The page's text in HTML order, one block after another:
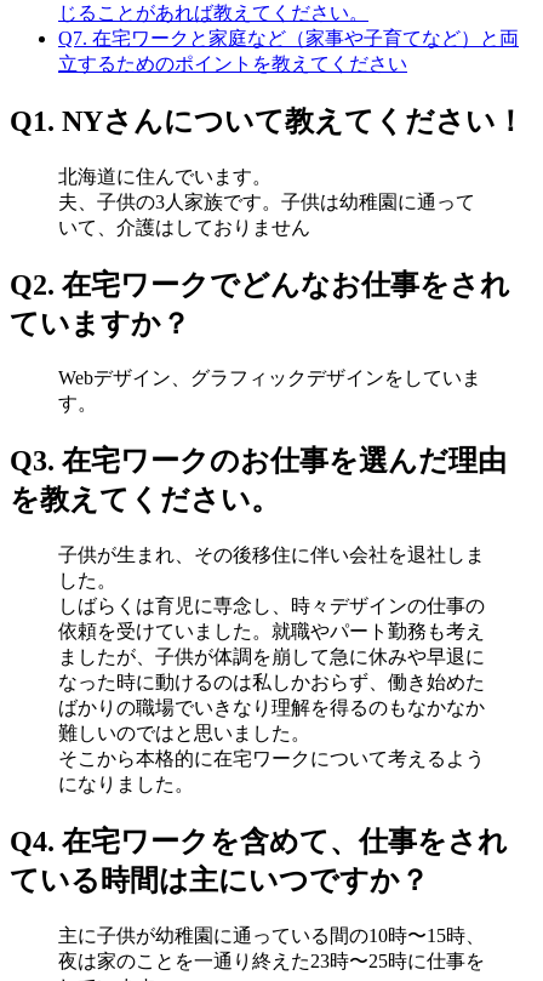
じることがあれば教えてください。
Q7. 在宅ワークと家庭など（家事や子育てなど）と両
立するためのポイントを教えてください
Q1. NYさんについて教えてください！
北海道に住んでいます。
夫、子供の3人家族です。子供は幼稚園に通って
いて、介護はしておりません
Q2. 在宅ワークでどんなお仕事をされ
ていますか？
Webデザイン、グラフィックデザインをしていま
す。
Q3. 在宅ワークのお仕事を選んだ理由
を教えてください。
子供が生まれ、その後移住に伴い会社を退社しま
した。
しばらくは育児に専念し、時々デザインの仕事の
依頼を受けていました。就職やパート勤務も考え
ましたが、子供が体調を崩して急に休みや早退に
なった時に動けるのは私しかおらず、働き始めた
ばかりの職場でいきなり理解を得るのもなかなか
難しいのではと思いました。
そこから本格的に在宅ワークについて考えるよう
になりました。
Q4. 在宅ワークを含めて、仕事をされ
ている時間は主にいつですか？
主に子供が幼稚園に通っている間の10時〜15時、
夜は家のことを一通り終えた23時〜25時に仕事を